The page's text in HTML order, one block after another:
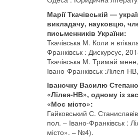
Марії Ткачівській —
викладачу, науковцю,
письменників України:
Ткачівська М. Коли я
Франківськ : Дискурсус,
Ткачівська М. Тримай
Івано-Франківськ :Лілея-
Іваночку Василю
«Лілея-НВ», одному із
«Моє місто»:
Гайковський С.
пол. – Івано-Франківськ :
місто». – №4).